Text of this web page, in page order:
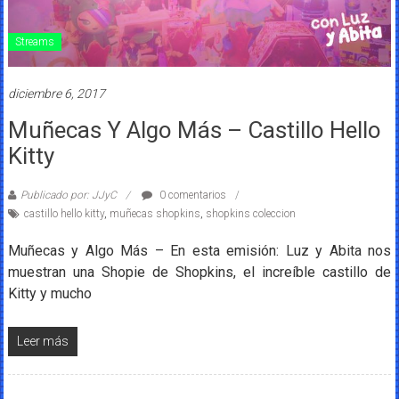
Streams
diciembre 6, 2017
Muñecas Y Algo Más – Castillo Hello
Kitty
Publicado por: JJyC
0 comentarios
castillo hello kitty, muñecas shopkins, shopkins coleccion
Muñecas y Algo Más – En esta emisión: Luz y Abita nos
muestran una Shopie de Shopkins, el increíble castillo de
Kitty y mucho
Leer más